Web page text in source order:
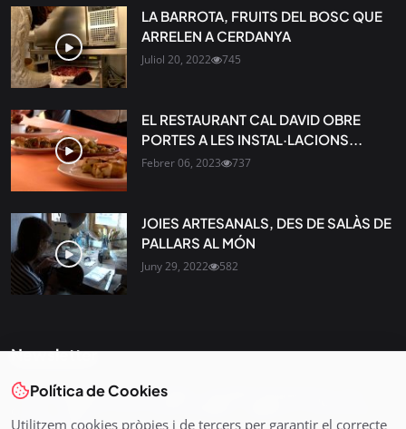
LA BARROTA, FRUITS DEL BOSC QUE
ARRELEN A CERDANYA
Juliol 20, 2022 745
EL RESTAURANT CAL DAVID OBRE
PORTES A LES INSTAL·LACIONS...
Febrer 06, 2023 737
JOIES ARTESANALS, DES DE SALÀS DE
PALLARS AL MÓN
Juny 29, 2022 582
Newsletter
Tota l’actualitat, seleccionada i enviada directament al teu
Política de Cookies
Utilitzem cookies pròpies i de tercers per garantir el correcte